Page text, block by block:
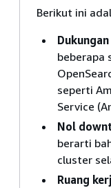
Berikut ini
beberapa
seperti
Service
Nol
berarti
cluster
Ruang